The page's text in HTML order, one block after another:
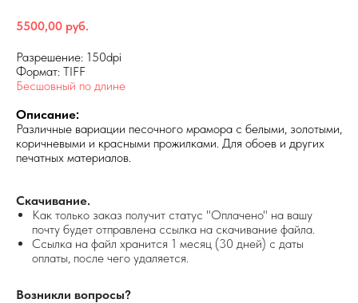
5500,00 руб.
Разрешение: 150dpi
Формат: TIFF
Бесшовный по длине
Описание:
Различные вариации песочного мрамора с белыми, золотыми,
коричневыми и красными прожилками. Для обоев и других
печатных материалов.
Скачивание.
Как только заказ получит статус "Оплачено" на вашу
почту будет отправлена ссылка на скачивание файла.
Ссылка на файл хранится 1 месяц (30 дней) с даты
оплаты, после чего удаляется.
Возникли вопросы?